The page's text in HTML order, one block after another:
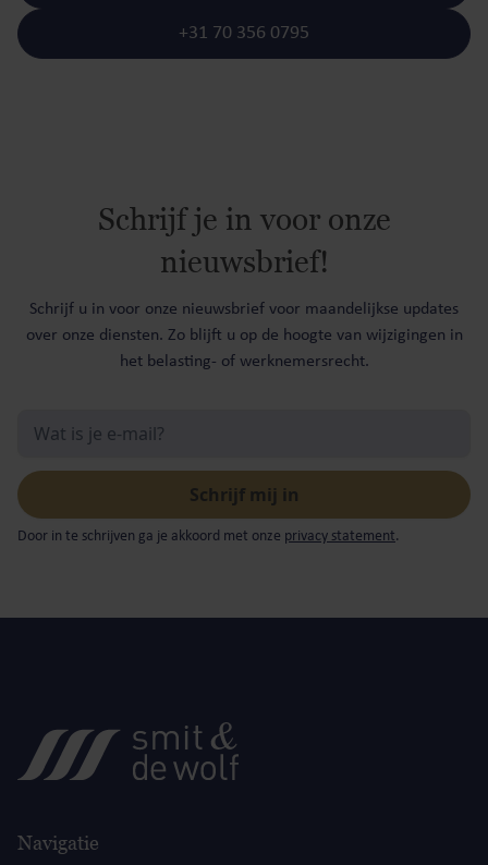
+31 70 356 0795
Schrijf je in voor onze
nieuwsbrief!
Schrijf u in voor onze nieuwsbrief voor maandelijkse updates
over onze diensten. Zo blijft u op de hoogte van wijzigingen in
het belasting- of werknemersrecht.
Door in te schrijven ga je akkoord met onze privacy statement.
Navigatie